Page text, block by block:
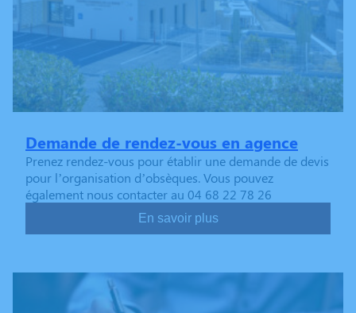
Demande de rendez-vous en agence
Prenez rendez-vous pour établir une demande de devis
pour l’organisation d’obsèques. Vous pouvez
également nous contacter au 04 68 22 78 26
En savoir plus